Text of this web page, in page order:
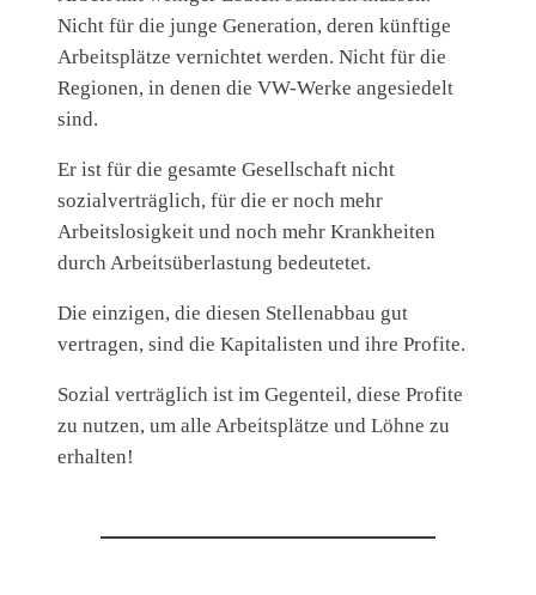
Nicht für die junge Generation, deren künftige
Arbeitsplätze vernichtet werden. Nicht für die
Regionen, in denen die VW-Werke angesiedelt
sind.
Er ist für die gesamte Gesellschaft nicht
sozialverträglich, für die er noch mehr
Arbeitslosigkeit und noch mehr Krankheiten
durch Arbeitsüberlastung bedeutetet.
Die einzigen, die diesen Stellenabbau gut
vertragen, sind die Kapitalisten und ihre Profite.
Sozial verträglich ist im Gegenteil, diese Profite
zu nutzen, um alle Arbeitsplätze und Löhne zu
erhalten!